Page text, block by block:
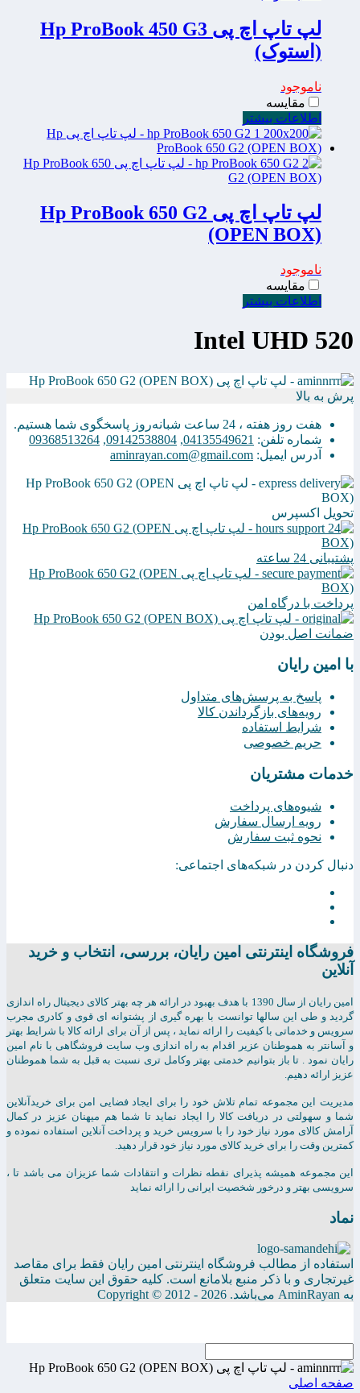
لپ تاپ اچ پی Hp ProBook 450 G3
(استوک)
ناموجود
مقایسه
اطلاعات بیشتر
لپ تاپ اچ پی Hp ProBook 650 G2
(OPEN BOX)
ناموجود
مقایسه
اطلاعات بیشتر
Intel UHD 520
پرش به بالا
هفت روز هفته ، 24 ساعت شبانه‌روز پاسخگوی شما هستیم.
شماره تلفن: 04135549621
,
09142538804
,
09368513264
آدرس ایمیل: aminrayan.com@gmail.com
تحویل اکسپرس
پشتیبانی 24 ساعته
پرداخت با درگاه امن
ضمانت اصل بودن
با امین رایان
پاسخ به پرسش‌های متداول
رویه‌های بازگرداندن کالا
شرایط استفاده
حریم خصوصی
خدمات مشتریان
شیوه‌های پرداخت
رویه ارسال سفارش
نحوه ثبت سفارش
دنبال کردن در شبکه‌های اجتماعی:
فروشگاه اینترنتی امين رايان، بررسی، انتخاب و خرید
آنلاین
امين رايان از سال 1390 با هدف بهبود در ارائه هر چه بهتر کالای دیجیتال راه اندازی
گردید و طی این سالها توانست با بهره گیری از پشتوانه ای قوی و کادری مجرب
سرویس و خدماتی با کیفیت را ارائه نماید ، پس از آن برای ارائه کالا با شرایط بهتر
و آسانتر به هموطنان عزیر اقدام به راه اندازی وب سایت فروشگاهی با نام امین
رایان نمود . تا باز بتوانیم خدمتی بهتر وکامل تری نسبت به قبل به شما هموطنان
عزیز ارائه دهیم.
مدیریت این مجموعه تمام تلاش خود را برای ایجاد فضایی امن برای خریدآنلاین
شما و سهولتی در دریافت کالا را ایجاد نماید تا شما هم میهنان عزیز در کمال
آرامش کالای مورد نیاز خود را با سرویس خرید و پرداخت آنلاین استفاده نموده و
کمترین وقت را برای خرید کالای مورد نیاز خود قرار دهید.
این مجموعه همیشه پذیرای نقطه نظرات و انتقادات شما عزیزان می باشد تا ،
سرویسی بهتر و درخور شخصیت ایرانی را ارائه نماید
نماد
استفاده از مطالب فروشگاه اینترنتی امین رایان فقط برای مقاصد
غیرتجاری و با ذکر منبع بلامانع است. کلیه حقوق این سایت متعلق
به AminRayan می‌باشد. Copyright © 2012 - 2026
صفحه اصلی